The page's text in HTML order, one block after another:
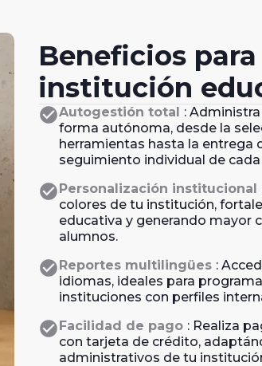
Beneficios
institución
check_circleAutogestión total :
forma autónoma, desde la
herramientas hasta la entrega
seguimiento individual de
check_circlePersonalización institucional
colores de tu institución,
educativa y generando mayor
alumnos.
check_circleReportes multilingües :
idiomas, ideales para
instituciones con perfiles
check_circleFacilidad de pago : Realiza
con tarjeta de crédito,
administrativos de tu